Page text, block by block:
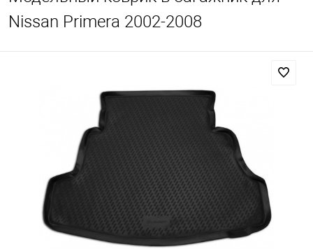
Nissan Primera 2002-2008